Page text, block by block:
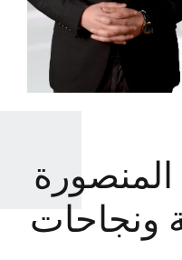
ونجاحات